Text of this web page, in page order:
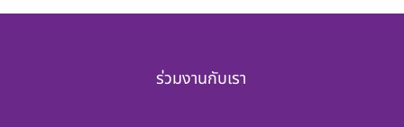
ร่วมงานกับเรา